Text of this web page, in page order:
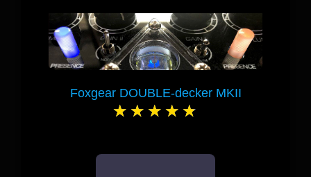
Foxgear DOUBLE-decker MKII